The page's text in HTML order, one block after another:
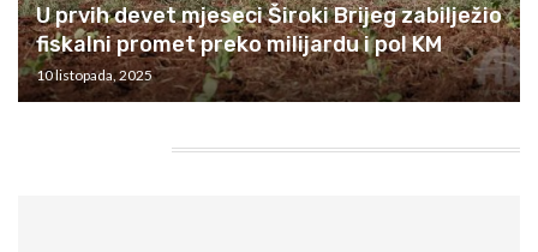
U prvih devet mjeseci Široki Brijeg zabilježio
fiskalni promet preko milijardu i pol KM
10 listopada, 2025